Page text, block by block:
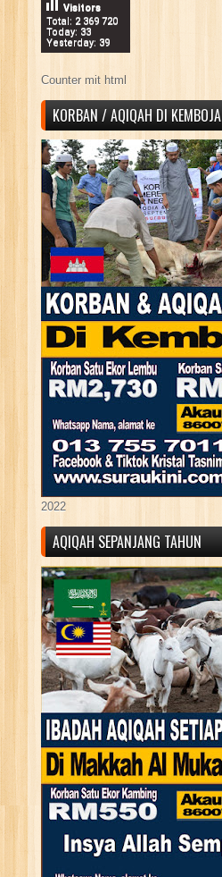
Total: 2 369 720
Today: 33
Yesterday: 39
Visitors
Counter mit html
KORBAN / AQIQAH DI KEMBOJA
2022
AQIQAH SEPANJANG TAHUN